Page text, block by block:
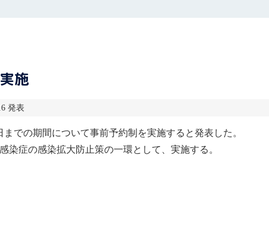
施
発表
での期間について事前予約制を実施すると発表した。
症の感染拡大防止策の一環として、実施する。